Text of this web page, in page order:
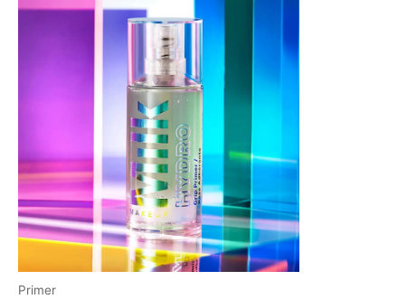
Primer
preço:
R$ 245,00
através
R$ 477,00
produto
várias
variantes.
As
opções
podem
ser
escolhidas
na
página
do